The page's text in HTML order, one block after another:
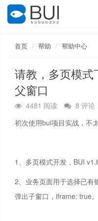
首页 帮助 帮助中心
请教，多页模
父窗口
4481 阅读 8 评论
初次使用bui项目实战，不
1、多页模式开发，BUI
2、业务页面用于选择已有
弹出子窗口，iframe: true。